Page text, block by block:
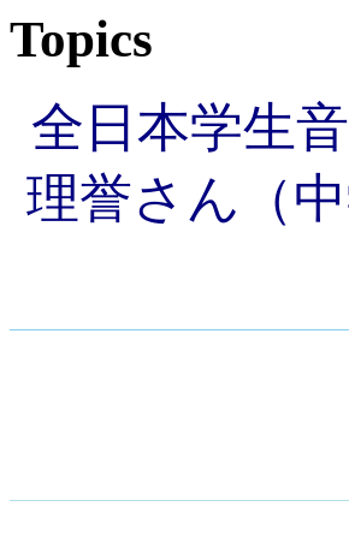
Topics
全日本学生
理誉さん（